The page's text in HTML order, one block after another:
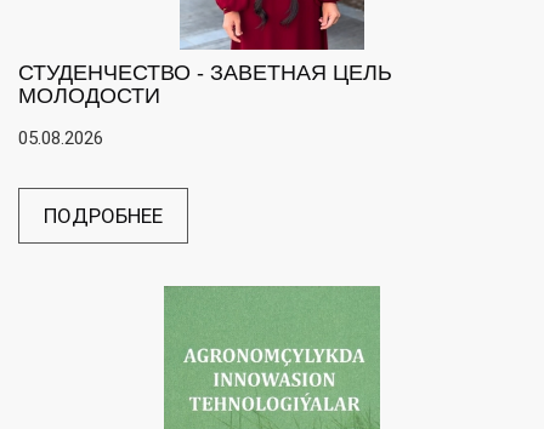
СТУДЕНЧЕСТВО - ЗАВЕТНАЯ ЦЕЛЬ
МОЛОДОСТИ
05.08.2026
ПОДРОБНЕЕ